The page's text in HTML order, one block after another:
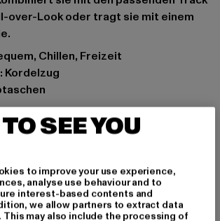
over-Look oder tragt sie mit einem
Chillen, Freizeit
Kordelzug
black
100% Polyester
SEE YOU
to improve your use experience,
analyse use behaviour and to
interest-based contents and
we allow partners to extract data
may also include the processing of